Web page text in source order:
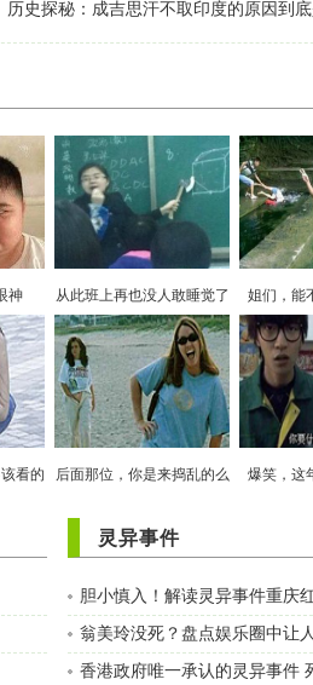
神 从此班上再也没人敢睡觉了 姐们，能
看的 后面那位，你是来捣乱的么 爆笑，这
灵异事件
胆小慎入！解读灵异事件重庆